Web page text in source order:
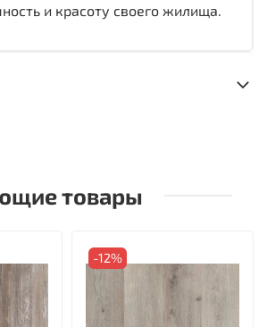
и красоту своего жилища.
товары
-12%